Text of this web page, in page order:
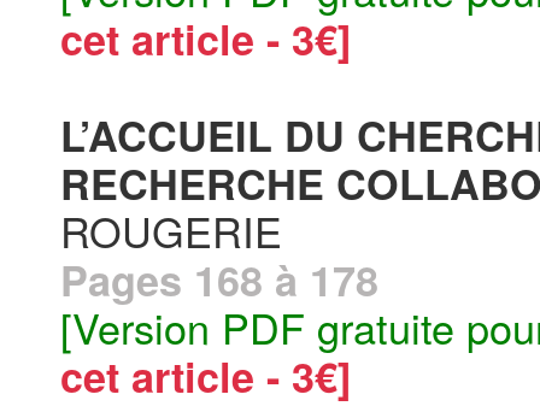
cet article - 3€]
L’ACCUEIL DU
RECHERCHE
ROUGERIE
Pages 168 à 178
[Version PDF gratuite
cet article - 3€]